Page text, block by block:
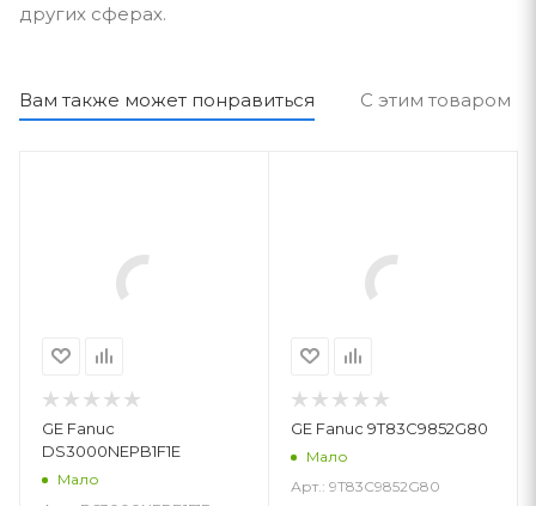
других сферах.
Вам также может понравиться С этим товаром
GE Fanuc
DS3000NEPB1F1E
Мало
GE Fanuc 9T83C9852G80
Мало
Арт.: 9T83C9852G80